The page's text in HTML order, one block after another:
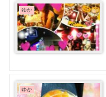
ゆか
ゆか